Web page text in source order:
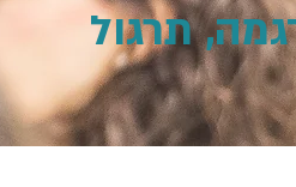
תרגול